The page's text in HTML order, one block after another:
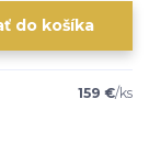
do košíka
159 €/ks